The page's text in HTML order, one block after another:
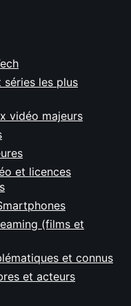
séries les plus
vidéo majeurs
et licences
(films et
et connus
et acteurs